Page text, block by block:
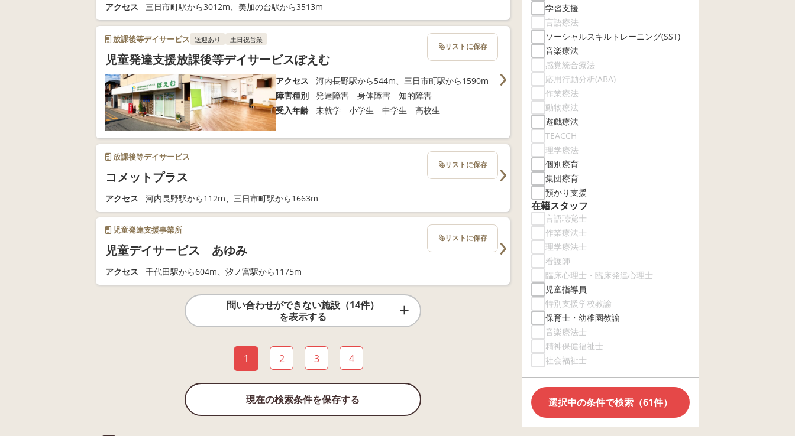
アクセス 三日市町駅から3012m、美加の台駅から3513m
放課後等デイサービス 送迎あり 土日祝営業
児童発達支援放課後等デイサービスぽえむ
アクセス
河内長野駅から544m、三日市町駅から1590m
障害種別
発達障害 身体障害 知的障害
受入年齢
未就学 小学生 中学生 高校生
リストに保存
放課後等デイサービス
コメットプラス
アクセス 河内長野駅から112m、三日市町駅から1663m
リストに保存
児童発達支援事業所
児童デイサービス あゆみ
アクセス 千代田駅から604m、汐ノ宮駅から1175m
リストに保存
問い合わせができない施設（14件）
を表示する
1 2 3 4
現在の検索条件を保存する
学習支援
言語療法
ソーシャルスキルトレーニング(SST)
音楽療法
感覚統合療法
応用行動分析(ABA)
作業療法
動物療法
遊戯療法
TEACCH
理学療法
個別療育
集団療育
預かり支援
在籍スタッフ
言語聴覚士
作業療法士
理学療法士
看護師
臨床心理士・臨床発達心理士
児童指導員
特別支援学校教諭
保育士・幼稚園教諭
音楽療法士
精神保健福祉士
社会福祉士
選択中の条件で検索（61件）